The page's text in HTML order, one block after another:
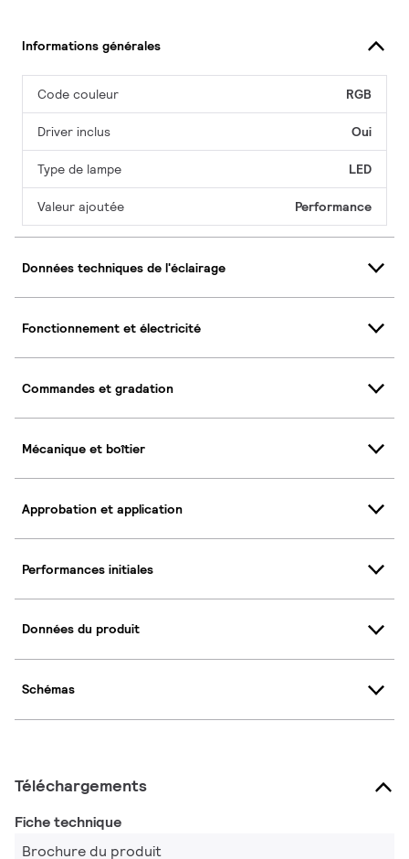
Informations générales
Code couleur RGB
Driver inclus Oui
Type de lampe LED
Valeur ajoutée Performance
Données techniques de l'éclairage
Fonctionnement et électricité
Commandes et gradation
Mécanique et boîtier
Approbation et application
Performances initiales
Données du produit
Schémas
Téléchargements
Fiche technique
Brochure du produit